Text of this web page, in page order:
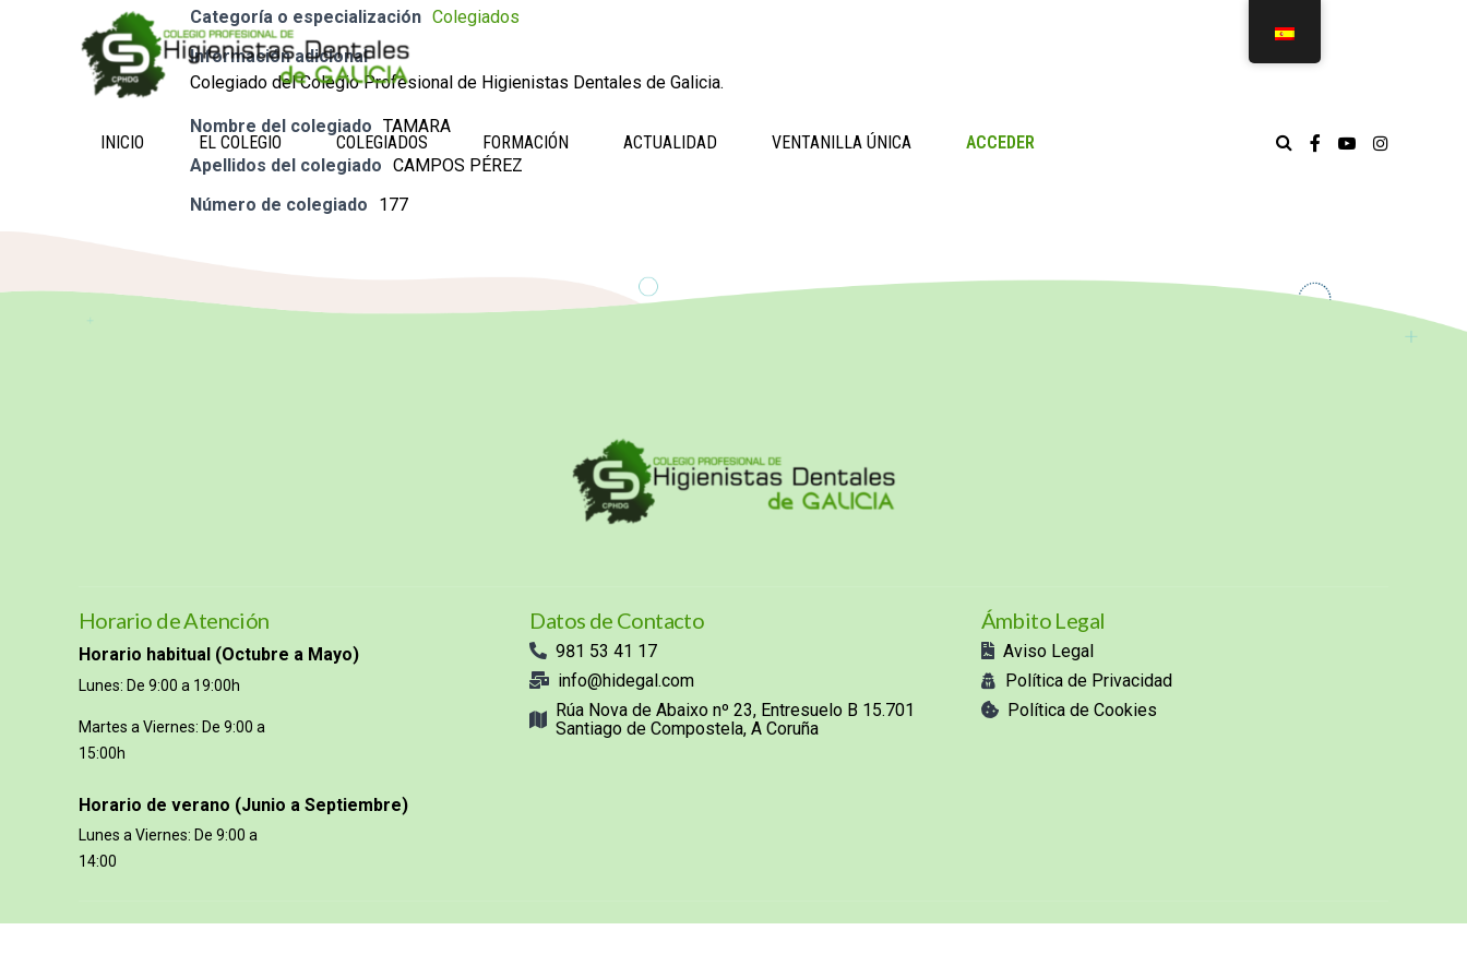
INICIO EL COLEGIO COLEGIADOS FORMACIÓN ACTUALIDAD VENTANILLA ÚNICA ACCEDER
Categoría o especialización Colegiados
Información adicional
Colegiado del Colegio Profesional de Higienistas Dentales de Galicia.
Nombre del colegiado TAMARA
Apellidos del colegiado CAMPOS PÉREZ
Número de colegiado
177
Horario de Atención
Horario habitual (Octubre a Mayo)
Lunes: De 9:00 a 19:00h
Martes a Viernes: De 9:00 a
15:00h
Horario de verano (Junio a Septiembre)
Lunes a Viernes: De 9:00 a
14:00
Datos de Contacto
981 53 41 17
info@hidegal.com
Rúa Nova de Abaixo nº 23, Entresuelo B 15.701
Santiago de Compostela, A Coruña
Ámbito Legal
Aviso Legal
Política de Privacidad
Política de Cookies